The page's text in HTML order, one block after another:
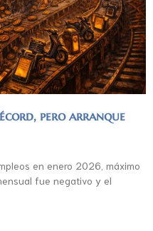
pero arranque
en enero 2026, máximo
fue negativo y el